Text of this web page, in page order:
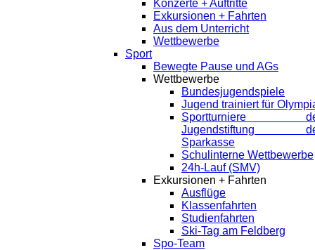
Konzerte + Auftritte
Exkursionen + Fahrten
Aus dem Unterricht
Wettbewerbe
Sport
Bewegte Pause und AGs
Wettbewerbe
Bundesjugendspiele
Jugend trainiert für
Sportturniere
Jugendstiftung
Sparkasse
Schulinterne Wettbewerbe
24h-Lauf (SMV)
Exkursionen + Fahrten
Ausflüge
Klassenfahrten
Studienfahrten
Ski-Tag am Feldberg
Spo-Team